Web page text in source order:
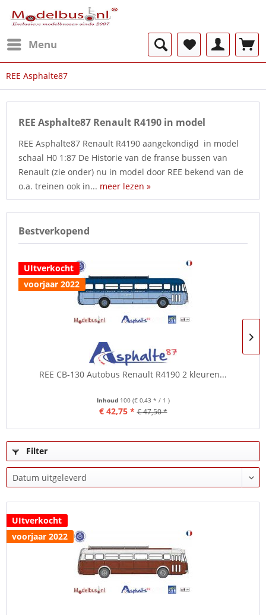
Menu
REE Asphalte87
REE Asphalte87 Renault R4190 in model
REE Asphalte87 Renault R4190 aangekondigd in model
schaal H0 1:87 De Historie van de franse bussen van
Renault (zie onder) nu in model door REE bekend van de
o.a. treinen ook in... meer lezen »
Bestverkopend
UItverkocht
voorjaar 2022
REE CB-130 Autobus Renault R4190 2 kleuren...
Inhoud 100 (€ 0,43 * / 1 )
€ 42,75 * € 47,50 *
Filter
UItverkocht
voorjaar 2022